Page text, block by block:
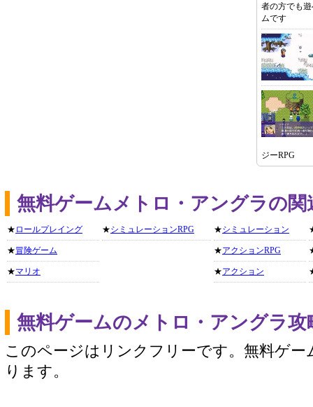
者の方でも
ムです
ジーRPG
無料ゲームメトロ・アングラの
★ ロールプレイング
★冒険ゲーム
★マリオ
★シミュレーションRPG ★シミュレーション
★アクションRPG
★アクション
無料ゲームのメトロ・アングラ
このページはリンクフリーです。無料ゲー
ります。